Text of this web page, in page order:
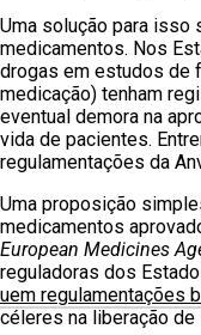
Uma solução para isso
medicamentos. Nos
drogas em estudos de
medicação) tenham
eventual demora na
vida de pacientes.
regulamentações da
Uma proposição
medicamentos
European Medicines
reguladoras dos
uem regulamentações
céleres na liberação de